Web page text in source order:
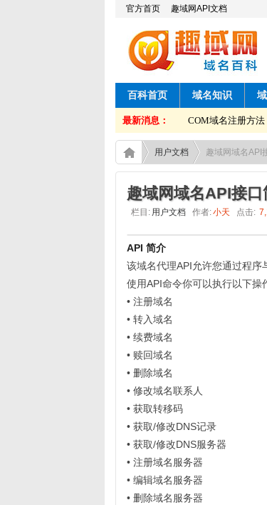
官方首页 趣域网API文档
百科首页 域名知识
最新消息：
HK 域名获取转移码方法 COM域名注册方法
用户文档 趣域网域名API
趣域网域名API接口
栏目: 用户文档 作者:小天 点击:
API 简介
该域名代理API允许您通过程序
使用API命令你可以执行以下操
• 注册域名
• 转入域名
• 续费域名
• 赎回域名
• 删除域名
• 修改域名联系人
• 获取转移码
• 获取/修改DNS记录
• 获取/修改DNS服务器
• 注册域名服务器
• 编辑域名服务器
• 删除域名服务器